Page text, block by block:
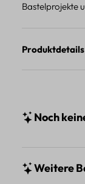
Bastelprojekte
Produktdetails
Noch
Weitere